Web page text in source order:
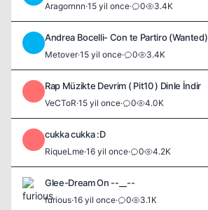
Aragornnn·15 yil once· 0 3.4K
Andrea Bocelli- Con te Partiro (Wanted)
Metover·15 yil once· 0 3.4K
Rap Müzikte Devrim ( Pit10 ) Dinle İndir
VeCToR·15 yil once· 0 4.0K
cukka cukka :D
RiqueLme·16 yil once· 0 4.2K
Glee-Dream On --__--
furious·16 yil once· 0 3.1K